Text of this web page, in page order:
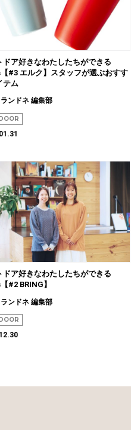
ドア好きなわたしたちができる
#3 エルク】スタッフが選ぶおすす
テム
ランドネ 編集部
ドア好きなわたしたちができる
#2 BRING】
ランドネ 編集部